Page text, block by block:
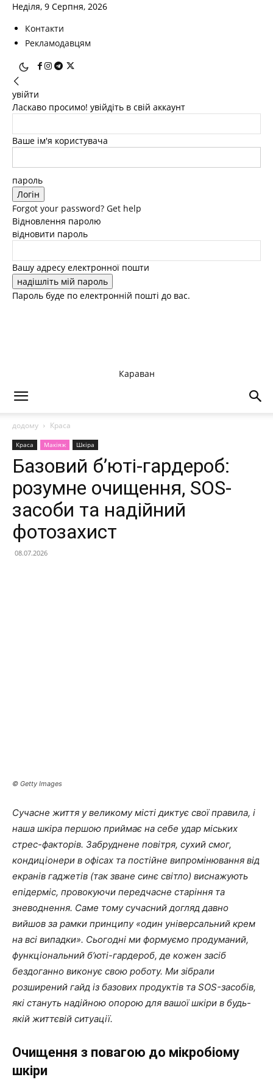
Неділя, 9 Серпня, 2026
Контакти
Рекламодавцям
увійти
Ласкаво просимо! увійдіть в свій аккаунт
Ваше ім'я користувача
пароль
Forgot your password? Get help
Відновлення паролю
відновити пароль
Вашу адресу електронної пошти
Пароль буде по електронній пошті до вас.
Караван
додому Краса
Краса Макіяж Шкіра
Базовий б’юті-гардероб:
розумне очищення, SOS-
засоби та надійний
фотозахист
08.07.2026
© Getty Images
Сучасне життя у великому місті диктує свої правила, і
наша шкіра першою приймає на себе удар міських
стрес-факторів. Забруднене повітря, сухий смог,
кондиціонери в офісах та постійне випромінювання від
екранів гаджетів (так зване синє світло) виснажують
епідерміс, провокуючи передчасне старіння та
зневоднення. Саме тому сучасний догляд давно
вийшов за рамки принципу «один універсальний крем
на всі випадки». Сьогодні ми формуємо продуманий,
функціональний б’юті-гардероб, де кожен засіб
бездоганно виконує свою роботу. Ми зібрали
розширений гайд із базових продуктів та SOS-засобів,
які стануть надійною опорою для вашої шкіри в будь-
якій життєвій ситуації.
Очищення з повагою до мікробіому
шкіри